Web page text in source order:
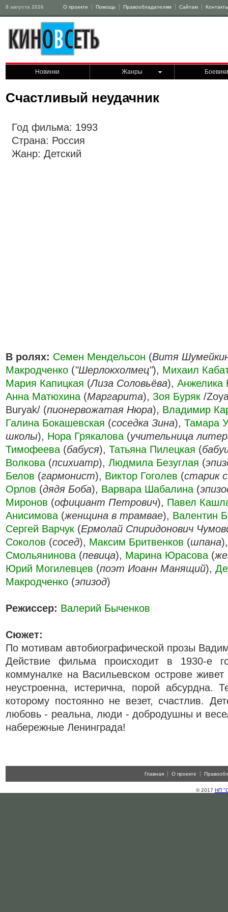
8 августа 2026 О проекте Помощь Правообладателям Сайтам Контакты
Новинки Жанры Боевики
Счастливый неудачник
Год фильма: 1993
Страна: Россия
Жанр: Детский
В ролях: Семен Мендельсон (Витя
Макродченко ("Шерлокхолмец"), Михаил
Мария Капицкая (Лиза Соловьёва), Анжелика
Анна Матюхина (Маргарита), Зоя Буряк /
Buryak/ (пионервожатая Нюра), Владимир
Галина Бокашевская (соседка Зина), Тамара
школы), Нора Грякалова (учительница
Тимофеева (бабуся), Татьяна Пилецкая (
Волкова (психиатр), Людмила Безуглая (
Белов (гармонист), Виктор Гоголев (старик
Орлов (дядя Боба), Варвара Шабалина (
Миронов (официант Петрович), Павел
Анисимова (женщина в трамвае), Валентин
Сергей Варчук (Ермолай Спиридонович
Соколов (сосед), Максим Бритвенков (шпана
Смольянинова (певица), Марина Юрасова (
Юрий Могилевцев (поэт Иоанн Манящий),
Макродченко (эпизод)
Режиссер: Валерий Быченков
Сюжет:
По мотивам автобиографической прозы
Действие фильма происходит в 1930-е
коммуналке на Васильевском острове
неустроенна, истерична, порой абсурдна.
которому постоянно не везет, счастлив.
любовь - реальна, люди - добродушны и
набережные Ленинграда!
Главная О проекте
© 2017 НП